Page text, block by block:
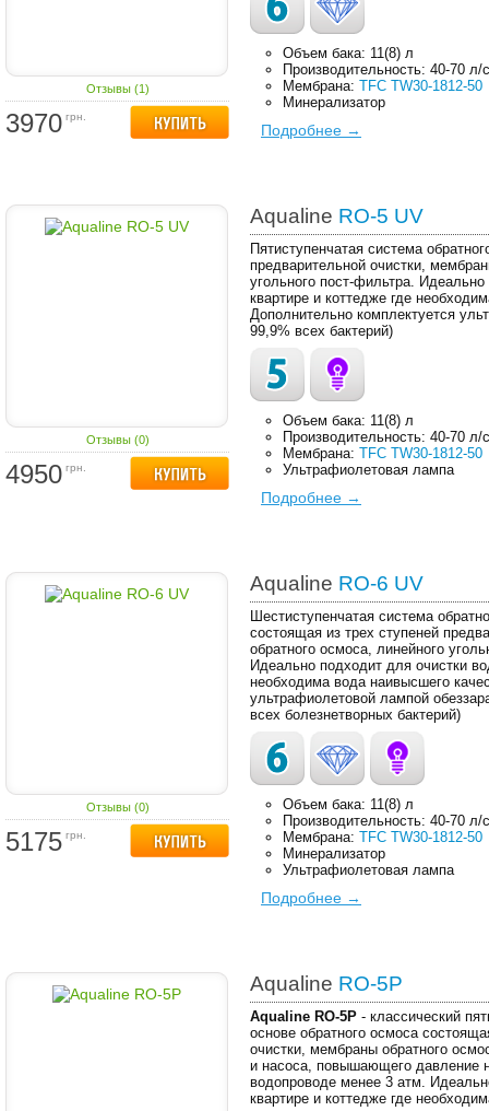
Отзывы (1)
3970 грн.
Объем бака: 11(8) л
Производительность: 40-70 л/
Мембрана: TFC TW30-1812-50
Минерализатор
Подробнее →
Отзывы (0)
4950 грн.
Aqualine RO-5 UV
Пятиступенчатая система
предварительной очистки,
угольного пост-фильтра.
квартире и коттедже где
Дополнительно комплектуется
99,9% всех бактерий)
Объем бака: 11(8) л
Производительность: 40-70 л/
Мембрана: TFC TW30-1812-50
Ультрафиолетовая лампа
Подробнее →
Отзывы (0)
5175 грн.
Aqualine RO-6 UV
Шестиступенчатая система
состоящая из трех ступеней
обратного осмоса, линейного
Идеально подходит для очистки
необходима вода наивысшего
ультрафиолетовой лампой
всех болезнетворных бактерий)
Объем бака: 11(8) л
Производительность: 40-70 л/
Мембрана: TFC TW30-1812-50
Минерализатор
Ультрафиолетовая лампа
Подробнее →
Aqualine RO-5P
Aqualine RO-5P - классический
основе обратного осмоса
очистки, мембраны обратного
и насоса, повышающего давление
водопроводе менее 3 атм.
квартире и коттедже где